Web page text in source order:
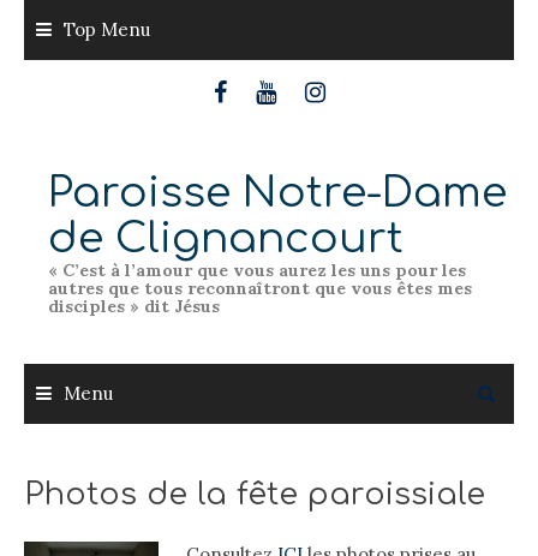
content
Top Menu
Paroisse Notre-Dame
de Clignancourt
« C’est à l’amour que vous aurez les uns pour les
autres que tous reconnaîtront que vous êtes mes
disciples » dit Jésus
Menu
Photos de la fête paroissiale